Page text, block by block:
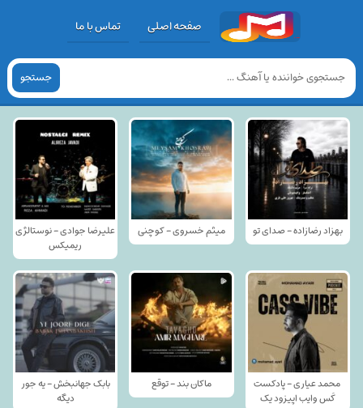
صفحه اصلی تماس با ما
جستجو
بهزاد رضازاده - صدای تو میثم خسروی - کوچنی
علیرضا جوادی - نوستالژی
ریمیکس
محمد عیاری - پادکست
کَس وایب اپیزود یک
ماکان بند - توقع
بابک جهانبخش - یه جور
دیگه